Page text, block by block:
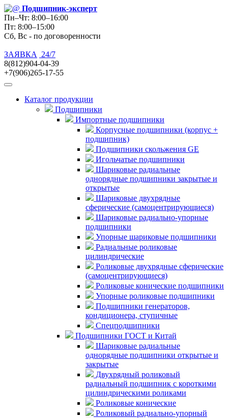
Подшипник-эксперт
Пн–Чт: 8:00–16:00
Пт: 8:00–15:00
Сб, Вс - по договоренности
ЗАЯВКА
24/7
8(812)904-04-39
+7(906)265-17-55
Каталог продукции
Подшипники
Импортные подшипники
Корпусные подшипники (корпус +
подшипник)
Подшипники скольжения GE
Игольчатые подшипники
Шариковые радиальные
однорядные подшипники закрытые и
открытые
Шариковые двухрядные
сферические (самоцентрирующиеся)
Шариковые радиально-упорные
подшипники
Упорные шариковые подшипники
Радиальные роликовые
цилиндрические
Роликовые двухрядные сферические
(самоцентрирующиеся)
Роликовые конические подшипники
Упорные роликовые подшипники
Подшипники генераторов,
кондиционера, ступичные
Спецподшипники
Подшипники ГОСТ и Китай
Шариковые радиальные
однорядные подшипники открытые и
закрытые
Двухрядный роликовый
радиальный подшипник с короткими
цилиндрическими роликами
Роликовые конические
Роликовый радиально-упорный